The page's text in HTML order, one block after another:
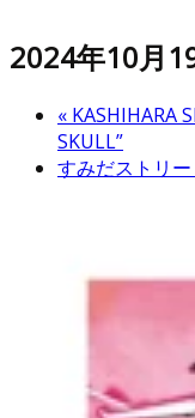
2024年10月
« KASHIHARA
SKULL”
すみだストリ